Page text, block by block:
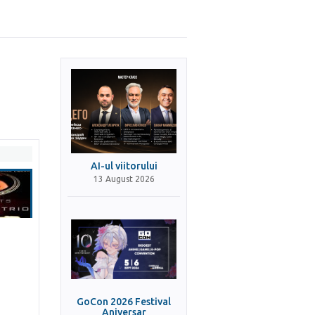
AI-ul viitorului
13 August 2026
GoCon 2026 Festival
Aniversar